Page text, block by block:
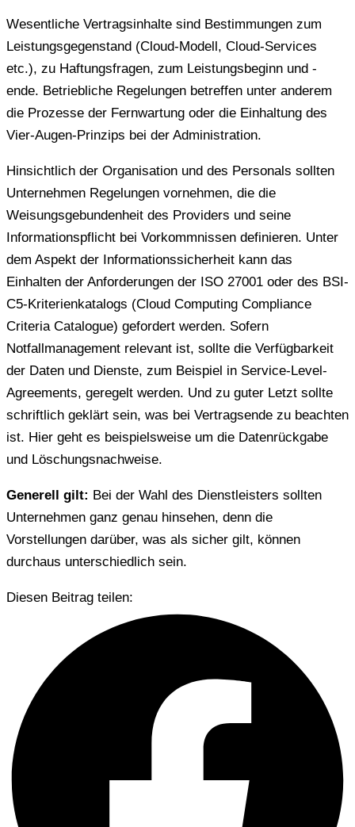
Wesentliche Vertragsinhalte sind Bestimmungen zum
Leistungsgegenstand (Cloud-Modell, Cloud-Services
etc.), zu Haftungsfragen, zum Leistungsbeginn und -
ende. Betriebliche Regelungen betreffen unter anderem
die Prozesse der Fernwartung oder die Einhaltung des
Vier-Augen-Prinzips bei der Administration.
Hinsichtlich der Organisation und des Personals sollten
Unternehmen Regelungen vornehmen, die die
Weisungsgebundenheit des Providers und seine
Informationspflicht bei Vorkommnissen definieren. Unter
dem Aspekt der Informationssicherheit kann das
Einhalten der Anforderungen der ISO 27001 oder des BSI-
C5-Kriterienkatalogs (Cloud Computing Compliance
Criteria Catalogue) gefordert werden. Sofern
Notfallmanagement relevant ist, sollte die Verfügbarkeit
der Daten und Dienste, zum Beispiel in Service-Level-
Agreements, geregelt werden. Und zu guter Letzt sollte
schriftlich geklärt sein, was bei Vertragsende zu beachten
ist. Hier geht es beispielsweise um die Datenrückgabe
und Löschungsnachweise.
Generell gilt: Bei der Wahl des Dienstleisters sollten
Unternehmen ganz genau hinsehen, denn die
Vorstellungen darüber, was als sicher gilt, können
durchaus unterschiedlich sein.
Diesen Beitrag teilen: